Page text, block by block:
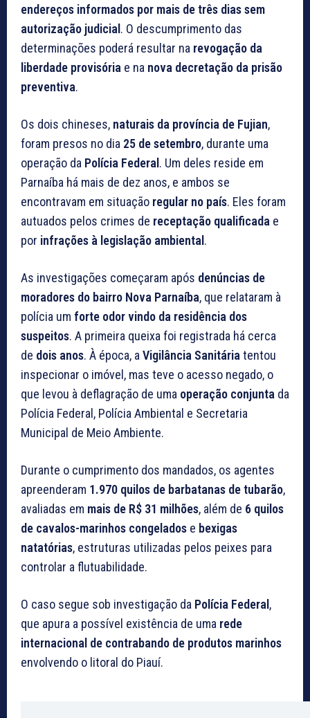
endereços informados por mais de três dias sem
autorização judicial . O descumprimento das
determinações poderá resultar na revogação da
liberdade provisória e na nova decretação da prisão
preventiva.
Os dois chineses, naturais da província de Fujian,
foram presos no dia 25 de setembro, durante uma
operação da Polícia Federal . Um deles reside em
Parnaíba há mais de dez anos, e ambos se
encontravam em situação regular no país. Eles foram
autuados pelos crimes de receptação qualificada e
por infrações à legislação ambiental .
As investigações começaram após denúncias de
moradores do bairro Nova Parnaíba, que relataram à
polícia um forte odor vindo da residência dos
suspeitos. A primeira queixa foi registrada há cerca
de dois anos. À época, a Vigilância Sanitária tentou
inspecionar o imóvel, mas teve o acesso negado, o
que levou à deflagração de uma operação conjunta da
Polícia Federal, Polícia Ambiental e Secretaria
Municipal de Meio Ambiente.
Durante o cumprimento dos mandados, os agentes
apreenderam 1.970 quilos de barbatanas de tubarão,
avaliadas em mais de R$ 31 milhões, além de 6 quilos
de cavalos-marinhos congelados e bexigas
natatórias, estruturas utilizadas pelos peixes para
controlar a flutuabilidade.
O caso segue sob investigação da Polícia Federal ,
que apura a possível existência de uma rede
internacional de contrabando de produtos marinhos
envolvendo o litoral do Piauí.